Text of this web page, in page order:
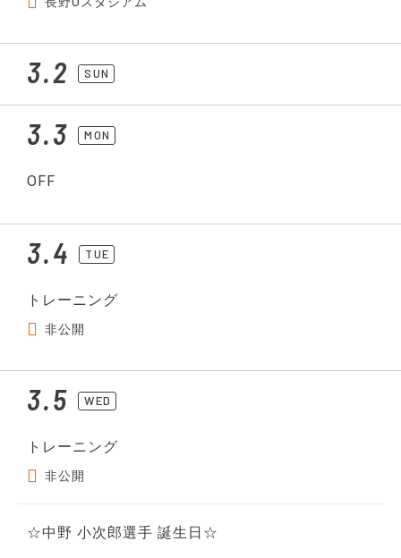
3.2 SUN
3.3 MON
OFF
3.4 TUE
トレーニング
非公開
3.5 WED
トレーニング
非公開
☆中野 小次郎選手 誕生日☆